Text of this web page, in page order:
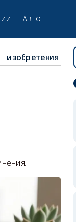
Авто
изобретения